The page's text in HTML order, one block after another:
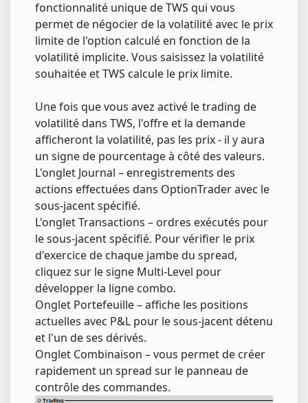
fonctionnalité unique de TWS qui vous
permet de négocier de la volatilité avec le prix
limite de l'option calculé en fonction de la
volatilité implicite. Vous saisissez la volatilité
souhaitée et TWS calcule le prix limite.
Une fois que vous avez activé le trading de
volatilité dans TWS, l'offre et la demande
afficheront la volatilité, pas les prix - il y aura
un signe de pourcentage à côté des valeurs.
L'onglet Journal – enregistrements des
actions effectuées dans OptionTrader avec le
sous-jacent spécifié.
L'onglet Transactions – ordres exécutés pour
le sous-jacent spécifié. Pour vérifier le prix
d'exercice de chaque jambe du spread,
cliquez sur le signe Multi-Level pour
développer la ligne combo.
Onglet Portefeuille – affiche les positions
actuelles avec P&L pour le sous-jacent détenu
et l'un de ses dérivés.
Onglet Combinaison – vous permet de créer
rapidement un spread sur le panneau de
contrôle des commandes.